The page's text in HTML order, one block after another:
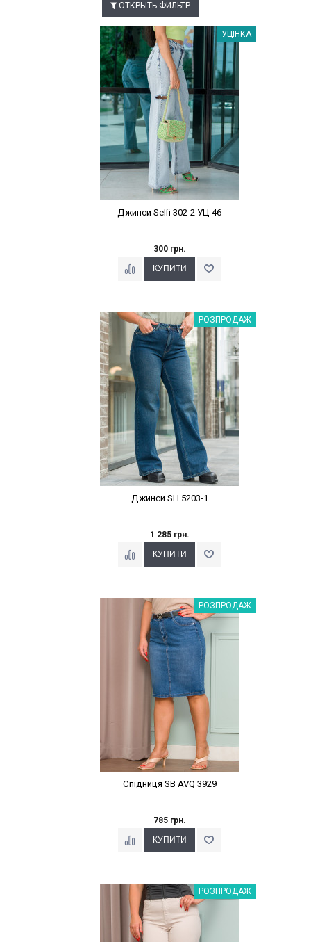
ОТКРЫТЬ ФИЛЬТР
Наклейки Варіант з % УЦІНКА
Джинси Selfi 302-2 УЦ 46
300 грн.
Наклейки Варіант з %РОЗПРОДАЖ
Джинси SH 5203-1
1 285 грн.
Наклейки Варіант з %РОЗПРОДАЖ
Спідниця SB AVQ 3929
785 грн.
Наклейки Варіант з %РОЗПРОДАЖ